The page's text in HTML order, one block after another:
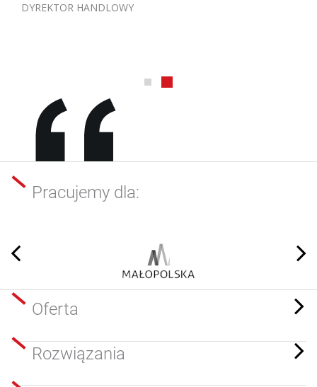
DYREKTOR HANDLOWY
Pracujemy dla:
Oferta
Rozwiązania